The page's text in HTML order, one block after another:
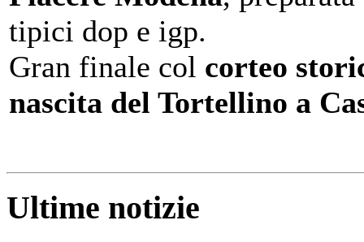
tipici dop e igp.
Gran finale col corteo
nascita del Tortellino a
Ultime notizie